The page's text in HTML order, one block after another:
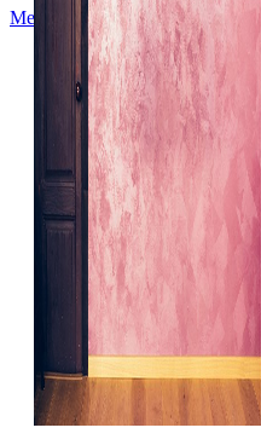
Меню